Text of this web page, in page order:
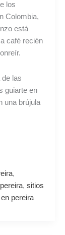
los
Colombia,
está
café recién
de las
guiarte en
una brújula
,
, sitios
pereira